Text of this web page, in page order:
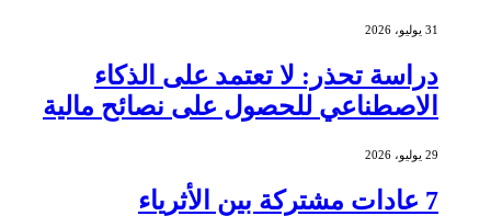
31 يوليو، 2026
دراسة تحذر: لا تعتمد على الذكاء
الاصطناعي للحصول على نصائح مالية
29 يوليو، 2026
7 عادات مشتركة بين الأثرياء